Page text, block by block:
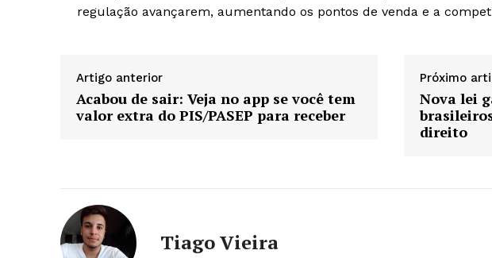
regulação avançarem, aumentando os pontos de venda e a
Artigo anterior
Acabou de sair: Veja no app se você tem
valor extra do PIS/PASEP para receber
Próximo
Nova lei
direito
Tiago Vieira